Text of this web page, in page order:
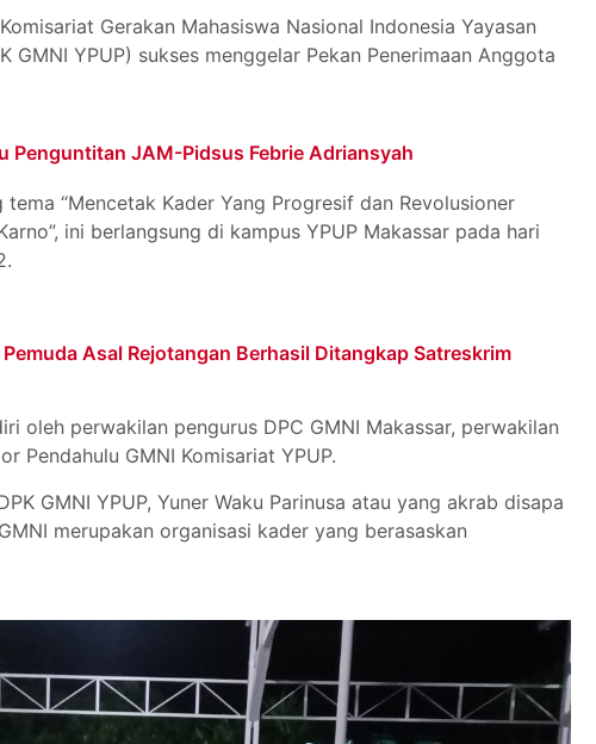
Gerakan Mahasiswa Nasional Indonesia Yayasan
GMNI YPUP) sukses menggelar Pekan Penerimaan Anggota
Penguntitan JAM-Pidsus Febrie Adriansyah
tema “Mencetak Kader Yang Progresif dan Revolusioner
ini berlangsung di kampus YPUP Makassar pada hari
Asal Rejotangan Berhasil Ditangkap Satreskrim
oleh perwakilan pengurus DPC GMNI Makassar, perwakilan
Pendahulu GMNI Komisariat YPUP.
GMNI YPUP, Yuner Waku Parinusa atau yang akrab disapa
merupakan organisasi kader yang berasaskan